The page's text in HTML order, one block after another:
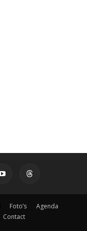
Foto’s
Agenda
Contact